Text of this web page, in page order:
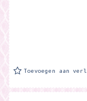
Toevoegen aan